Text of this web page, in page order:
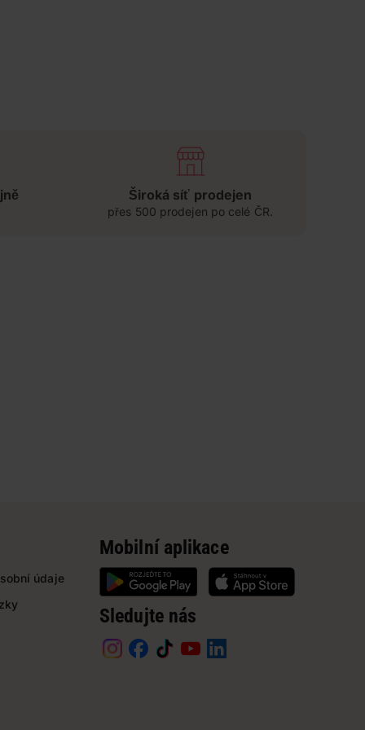
Široká síť prodejen
přes 500 prodejen po celé ČR.
údaje
Mobilní aplikace
Sledujte nás